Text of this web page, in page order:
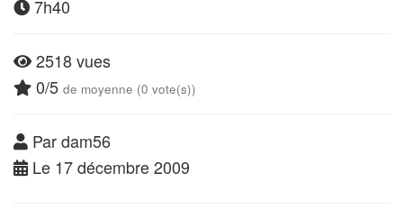
7h40
2518 vues
0/5 de moyenne (0 vote(s))
Par dam56
Le 17 décembre 2009